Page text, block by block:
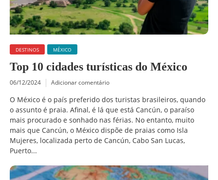
DESTINOS MÉXICO
Top 10 cidades turísticas do México
06/12/2024 Adicionar comentário
O México é o país preferido dos turistas brasileiros, quando
o assunto é praia. Afinal, é lá que está Cancún, o paraíso
mais procurado e sonhado nas férias. No entanto, muito
mais que Cancún, o México dispõe de praias como Isla
Mujeres, localizada perto de Cancún, Cabo San Lucas,
Puerto...